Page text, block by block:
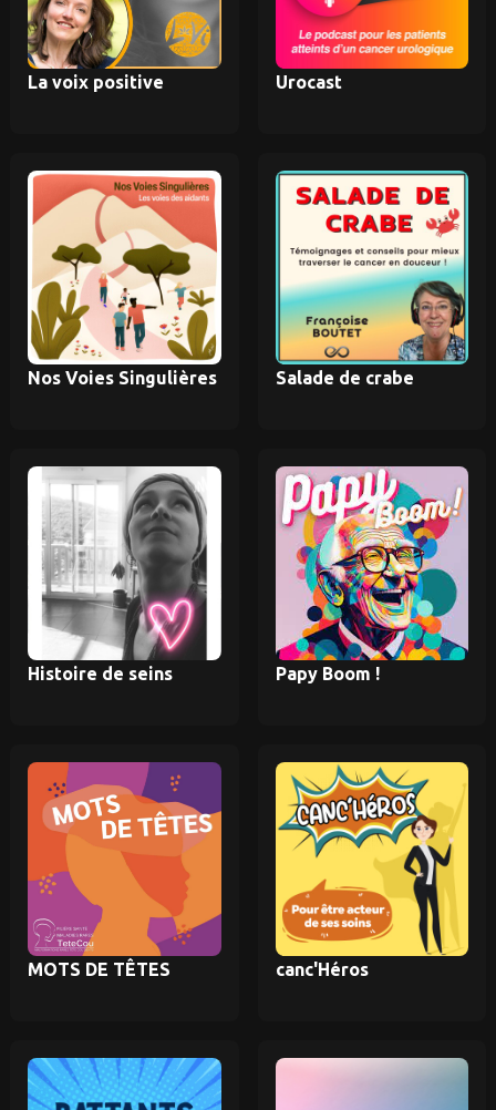
La voix positive Urocast
Nos Voies Singulières Salade de crabe
Histoire de seins Papy Boom !
MOTS DE TÊTES canc'Héros